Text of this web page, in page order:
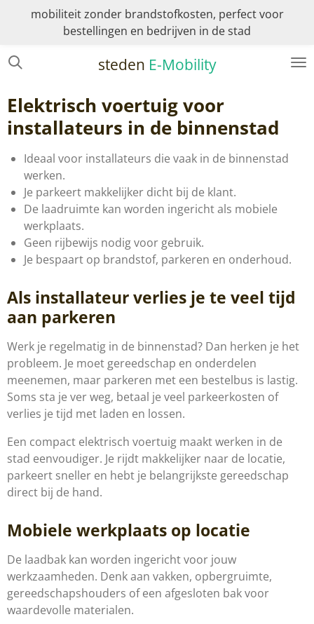
de
steden E-Mobility
mobiliteit zonder brandstofkosten, perfect voor
bestellingen en bedrijven in de stad
Elektrisch voertuig voor
installateurs in de binnenstad
Ideaal voor installateurs die vaak in de binnenstad
werken.
Je parkeert makkelijker dicht bij de klant.
De laadruimte kan worden ingericht als mobiele
werkplaats.
Geen rijbewijs nodig voor gebruik.
Je bespaart op brandstof, parkeren en onderhoud.
Als installateur verlies je te veel tijd
aan parkeren
Werk je regelmatig in de binnenstad? Dan herken je het
probleem. Je moet gereedschap en onderdelen
meenemen, maar parkeren met een bestelbus is lastig.
Soms sta je ver weg, betaal je veel parkeerkosten of
verlies je tijd met laden en lossen.
Een compact elektrisch voertuig maakt werken in de
stad eenvoudiger. Je rijdt makkelijker naar de locatie,
parkeert sneller en hebt je belangrijkste gereedschap
direct bij de hand.
Mobiele werkplaats op locatie
De laadbak kan worden ingericht voor jouw
werkzaamheden. Denk aan vakken, opbergruimte,
gereedschapshouders of een afgesloten bak voor
waardevolle materialen.